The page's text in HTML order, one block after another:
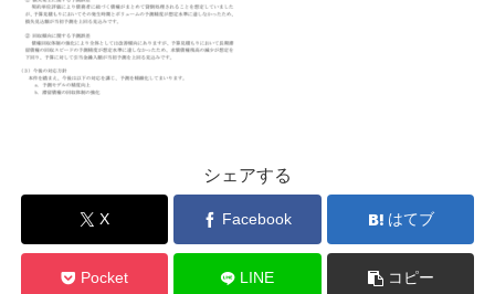
シェアする
X Facebook はてブ
Pocket LINE コピー